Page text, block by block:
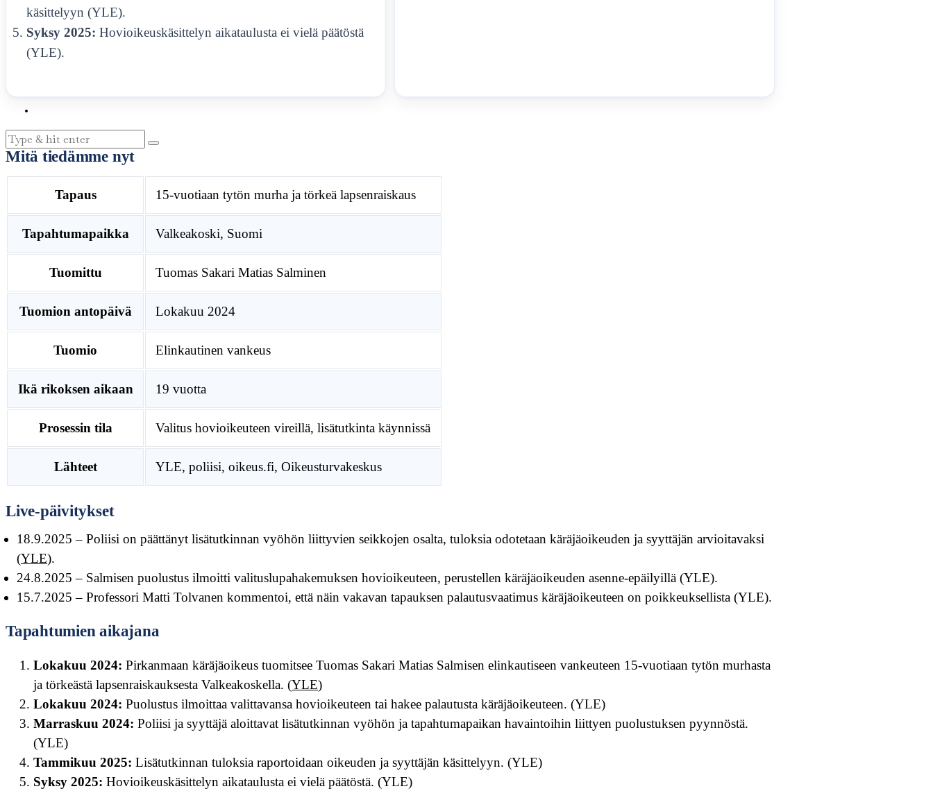
MAINONTA
käsittelyyn (YLE).
Syksy 2025: Hovioikeuskäsittelyn aikataulusta ei vielä päätöstä
(YLE).
Mitä tiedämme nyt
Tapaus 15-vuotiaan tytön murha ja törkeä lapsenraiskaus
Tapahtumapaikka Valkeakoski, Suomi
Tuomittu Tuomas Sakari Matias Salminen
Tuomion antopäivä Lokakuu 2024
Tuomio Elinkautinen vankeus
Ikä rikoksen aikaan 19 vuotta
Prosessin tila Valitus hovioikeuteen vireillä, lisätutkinta käynnissä
Lähteet YLE, poliisi, oikeus.fi, Oikeusturvakeskus
Live-päivitykset
18.9.2025 – Poliisi on päättänyt lisätutkinnan vyöhön liittyvien seikkojen osalta, tuloksia odotetaan käräjäoikeuden ja syyttäjän arvioitavaksi
(YLE).
24.8.2025 – Salmisen puolustus ilmoitti valituslupahakemuksen hovioikeuteen, perustellen käräjäoikeuden asenne-epäilyillä (YLE).
15.7.2025 – Professori Matti Tolvanen kommentoi, että näin vakavan tapauksen palautusvaatimus käräjäoikeuteen on poikkeuksellista (YLE).
Tapahtumien aikajana
Lokakuu 2024: Pirkanmaan käräjäoikeus tuomitsee Tuomas Sakari Matias Salmisen elinkautiseen vankeuteen 15-vuotiaan tytön murhasta
ja törkeästä lapsenraiskauksesta Valkeakoskella. (YLE)
Lokakuu 2024: Puolustus ilmoittaa valittavansa hovioikeuteen tai hakee palautusta käräjäoikeuteen. (YLE)
Marraskuu 2024: Poliisi ja syyttäjä aloittavat lisätutkinnan vyöhön ja tapahtumapaikan havaintoihin liittyen puolustuksen pyynnöstä.
(YLE)
Tammikuu 2025: Lisätutkinnan tuloksia raportoidaan oikeuden ja syyttäjän käsittelyyn. (YLE)
Syksy 2025: Hovioikeuskäsittelyn aikataulusta ei vielä päätöstä. (YLE)